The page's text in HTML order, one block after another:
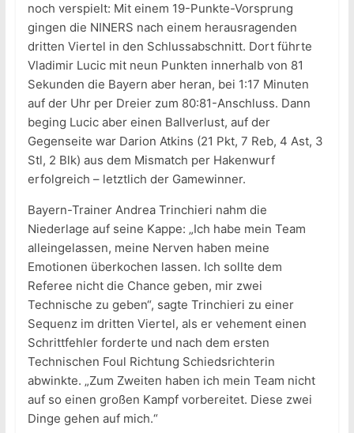
noch verspielt: Mit einem 19-Punkte-Vorsprung
gingen die NINERS nach einem herausragenden
dritten Viertel in den Schlussabschnitt. Dort führte
Vladimir Lucic mit neun Punkten innerhalb von 81
Sekunden die Bayern aber heran, bei 1:17 Minuten
auf der Uhr per Dreier zum 80:81-Anschluss. Dann
beging Lucic aber einen Ballverlust, auf der
Gegenseite war Darion Atkins (21 Pkt, 7 Reb, 4 Ast, 3
Stl, 2 Blk) aus dem Mismatch per Hakenwurf
erfolgreich – letztlich der Gamewinner.
Bayern-Trainer Andrea Trinchieri nahm die
Niederlage auf seine Kappe: „Ich habe mein Team
alleingelassen, meine Nerven haben meine
Emotionen überkochen lassen. Ich sollte dem
Referee nicht die Chance geben, mir zwei
Technische zu geben“, sagte Trinchieri zu einer
Sequenz im dritten Viertel, als er vehement einen
Schrittfehler forderte und nach dem ersten
Technischen Foul Richtung Schiedsrichterin
abwinkte. „Zum Zweiten haben ich mein Team nicht
auf so einen großen Kampf vorbereitet. Diese zwei
Dinge gehen auf mich.“